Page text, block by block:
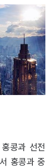
콩과 선전
홍콩과 중